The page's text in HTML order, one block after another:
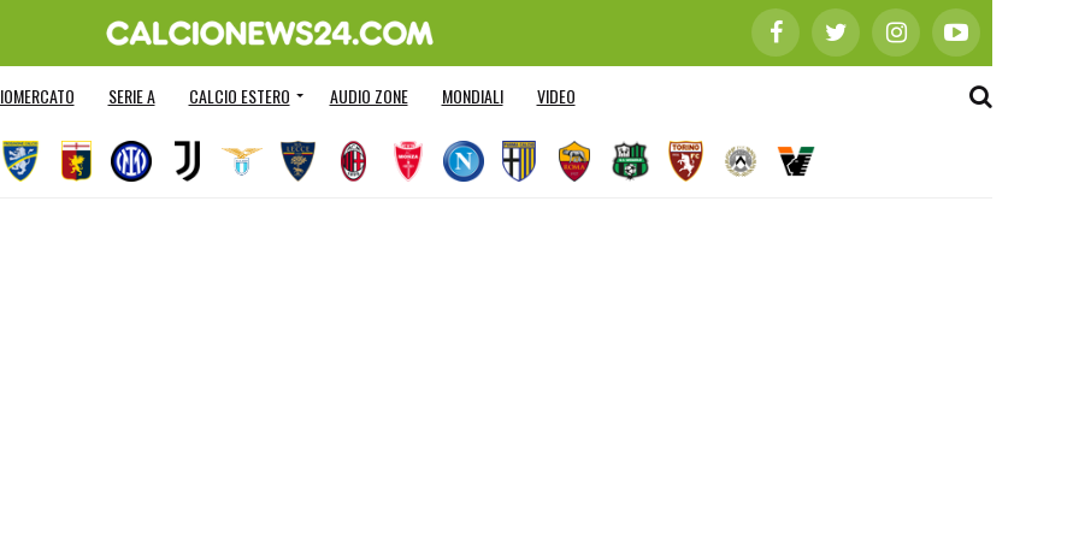
SERIE A CALCIO ESTERO AUDIO ZONE MONDIALI VIDEO